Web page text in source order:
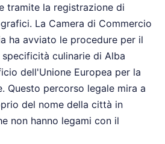
tramite la registrazione di
La Camera di Commercio
ha avviato le procedure per il
culinarie di Alba
dell'Unione Europea per la
Questo percorso legale mira a
del nome della città in
non hanno legami con il